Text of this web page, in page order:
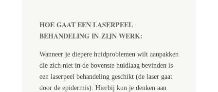
HOE GAAT EEN LASERPEEL
BEHANDELINGIN ZIJN WERK:
Wanneer je diepere huidproblemen wilt aanpakken
die zich niet in de bovenste huidlaag bevinden is
een laserpeel behandeling geschikt (de laser gaat
door de epidermis). Hierbij kun je denken aan